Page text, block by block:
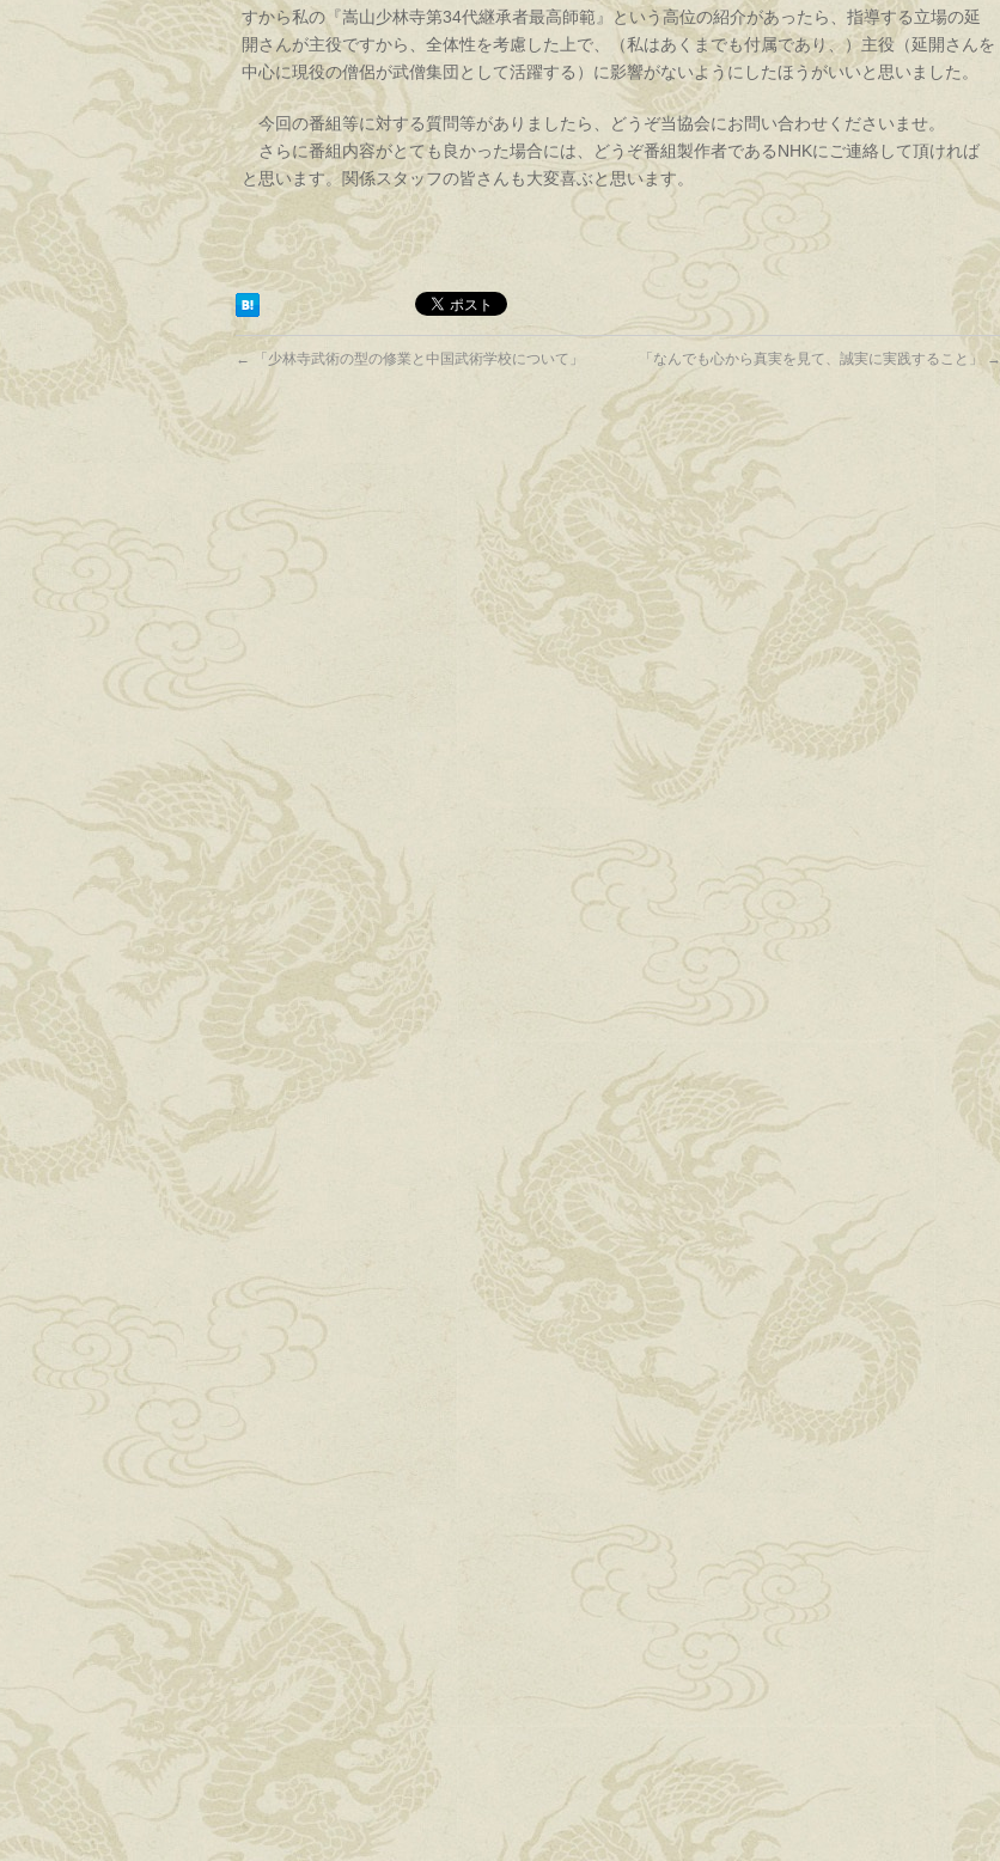
すから私の『嵩山少林寺第34代継承者最高師範』という高位の紹介があったら、指導する立場の延
開さんが主役ですから、全体性を考慮した上で、（私はあくまでも付属であり、）主役（延開さんを
中心に現役の僧侶が武僧集団として活躍する）に影響がないようにしたほうがいいと思いました。
今回の番組等に対する質問等がありましたら、どうぞ当協会にお問い合わせくださいませ。
さらに番組内容がとても良かった場合には、どうぞ番組製作者であるNHKにご連絡して頂ければ
と思います。関係スタッフの皆さんも大変喜ぶと思います。
← 「少林寺武術の型の修業と中国武術学校について」 「なんでも心から真実を見て、誠実に実践すること」 →